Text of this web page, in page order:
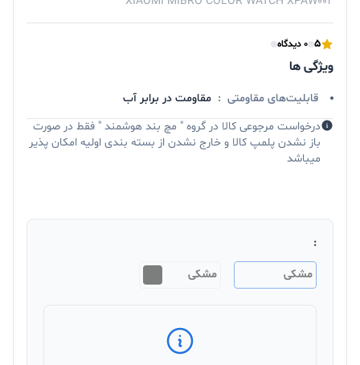
5 0 دیدگاه
ویژگی ها
قابلیت‌های مقاومتی : مقاومت در برابر آب
درخواست مرجوعی کالا در گروه " مچ بند هوشمند " فقط در صورت
باز نشدن پلمپ کالا و خارج نشدن از بسته بندی اولیه امکان پذیر
میباشد
:
مشکی مشکی